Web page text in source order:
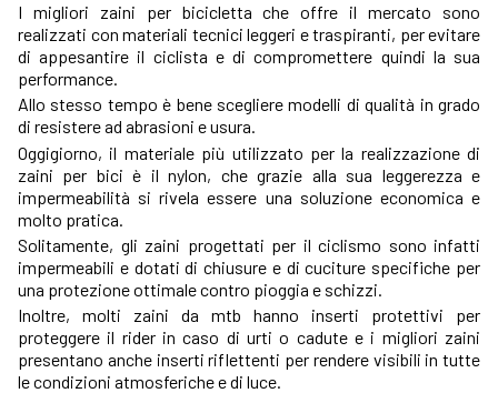
I migliori zaini per bicicletta che offre il mercato sono
realizzati con materiali tecnici leggeri e traspiranti, per evitare
di appesantire il ciclista e di compromettere quindi la sua
performance.
Allo stesso tempo è bene scegliere modelli di qualità in grado
di resistere ad abrasioni e usura.
Oggigiorno, il materiale più utilizzato per la realizzazione di
zaini per bici è il nylon, che grazie alla sua leggerezza e
impermeabilità si rivela essere una soluzione economica e
molto pratica.
Solitamente, gli zaini progettati per il ciclismo sono infatti
impermeabili e dotati di chiusure e di cuciture specifiche per
una protezione ottimale contro pioggia e schizzi.
Inoltre, molti zaini da mtb hanno inserti protettivi per
proteggere il rider in caso di urti o cadute e i migliori zaini
presentano anche inserti riflettenti per rendere visibili in tutte
le condizioni atmosferiche e di luce.